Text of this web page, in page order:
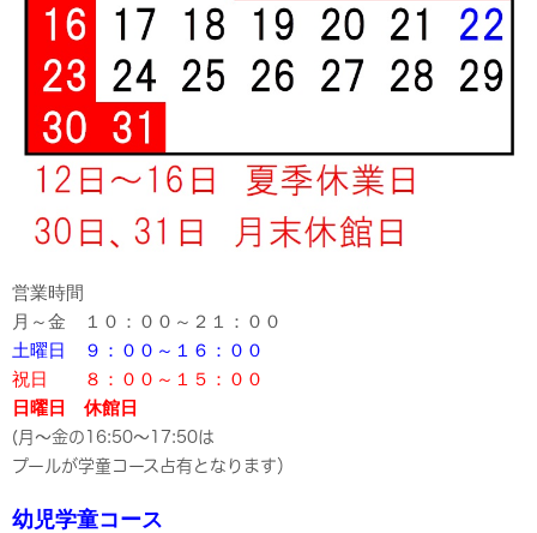
営業時間
月～金 １０：００～２１：００
土曜日 ９：００～１６：００
祝日 ８：００～１５：００
日曜日 休館日
(月～金の16:50～17:50は
プールが学童コース占有となります）
幼児学童コース